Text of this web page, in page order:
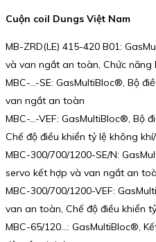
Cuộn coil Dungs Việt Nam
MB-ZRD(LE) 415-420 B01:
và van ngắt an toàn, Chức năng
MBC-…-SE: GasMultiBloc®, Bộ
van ngắt an toàn
MBC-…-VEF: GasMultiBloc®, Bộ
Chế độ điều khiển tỷ lệ không
MBC-300/700/1200-SE/N:
servo kết hợp và van ngắt an
MBC-300/700/1200-VEF:
van an toàn, Chế độ điều khiển
MBC-65/120…: GasMultiBloc®,